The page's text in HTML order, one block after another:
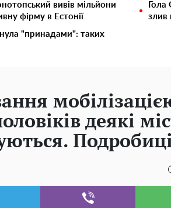
вивів мільйони
фірму в Естонії
злив
"принадами": таких
деякі